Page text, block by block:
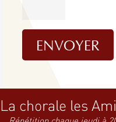
La chorale les